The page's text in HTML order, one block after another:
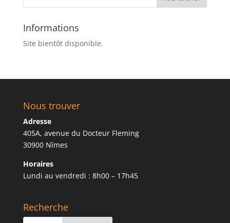
Informations
Site bientôt disponible.
Nous trouver
Adresse
405A, avenue du Docteur Fleming
30900 Nîmes
Horaires
Lundi au vendredi : 8h00 – 17h45
Recherche